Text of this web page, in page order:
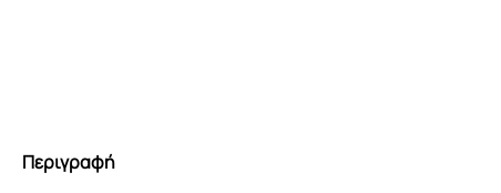
Περιγραφή